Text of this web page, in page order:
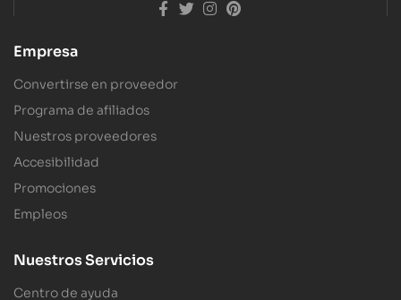
Empresa
Convertirse en proveedor
Programa de afiliados
Nuestros proveedores
Accesibilidad
Promociones
Empleos
Nuestros Servicios
Centro de ayuda